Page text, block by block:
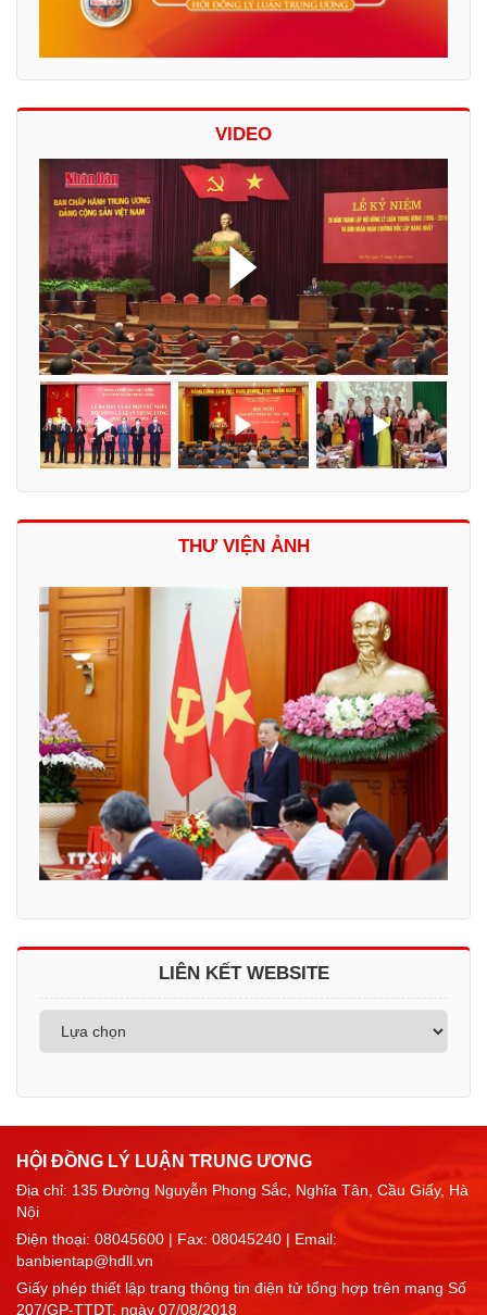
VIDEO
THƯ VIỆN ẢNH
LIÊN KẾT WEBSITE
HỘI ĐỒNG LÝ LUẬN TRUNG ƯƠNG
Địa chỉ: 135 Đường Nguyễn Phong Sắc, Nghĩa Tân, Cầu Giấy, Hà
Nội
Điện thoại: 08045600 | Fax: 08045240 | Email:
banbientap@hdll.vn
Giấy phép thiết lập trang thông tin điện tử tổng hợp trên mạng Số
207/GP-TTDT, ngày 07/08/2018